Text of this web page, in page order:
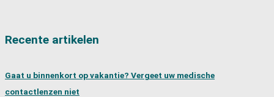
Recente artikelen
Gaat u binnenkort op vakantie? Vergeet uw medische
contactlenzen niet